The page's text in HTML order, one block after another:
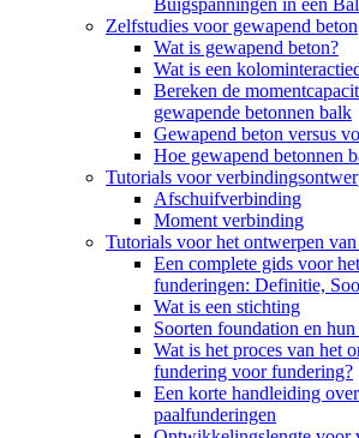
Buigspanningen in een
Zelfstudies voor gewapend beton
Wat is gewapend beton?
Wat is een
Bereken de
gewapende betonnen balk
Gewapend beton versus
Hoe gewapend betonnen
Tutorials voor
Afschuifverbinding
Moment verbinding
Tutorials voor het ontwerpen
Een complete gids voor
funderingen: Definitie,
Wat is een stichting
Soorten foundation en
Wat is het proces van het
fundering voor fundering?
Een korte handleiding
paalfunderingen